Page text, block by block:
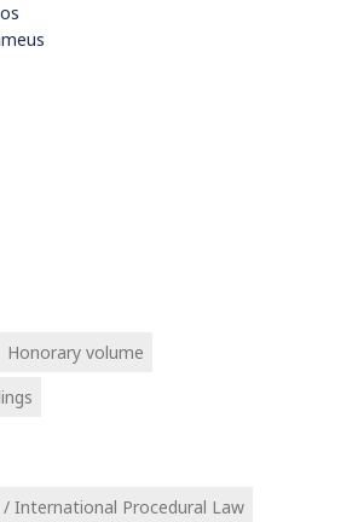
Honorary volume
/ International Procedural Law